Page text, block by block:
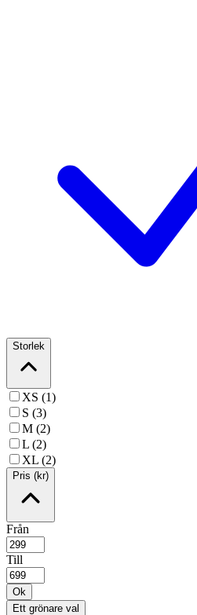
Storlek
XS (1)
S (3)
M (2)
L (2)
XL (2)
Pris (kr)
Från
Till
Ok
Ett grönare val